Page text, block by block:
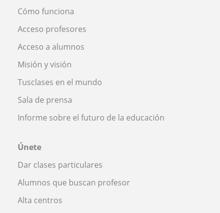
Cómo funciona
Acceso profesores
Acceso a alumnos
Misión y visión
Tusclases en el mundo
Sala de prensa
Informe sobre el futuro de la educación
Únete
Dar clases particulares
Alumnos que buscan profesor
Alta centros